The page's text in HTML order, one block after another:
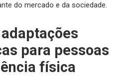
do mercado e da sociedade.
para pessoas
física